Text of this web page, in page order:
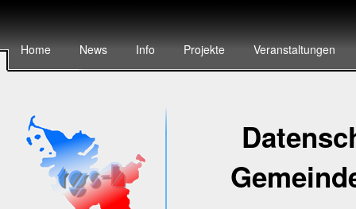
Home News Info Projekte Veranstaltungen